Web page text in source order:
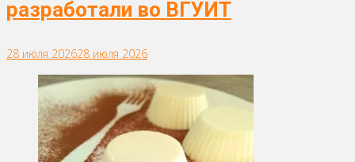
разработали во ВГУИТ
28 июля 202628 июля 2026